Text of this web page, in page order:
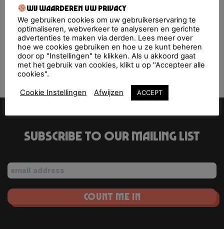
Upcoming Events
<li>No events in this location</li>
Paaspop De Achtertuin
Subscribe to our mailing list
Wij waarderen uw privacy
We gebruiken cookies om uw gebruikerservaring te
optimaliseren, webverkeer te analyseren en gerichte
advertenties te maken via derden. Lees meer over
hoe we cookies gebruiken en hoe u ze kunt beheren
door op "Instellingen" te klikken. Als u akkoord gaat
met het gebruik van cookies, klikt u op "Accepteer alle
cookies".
Cookie Instellingen Afwijzen ACCEPT